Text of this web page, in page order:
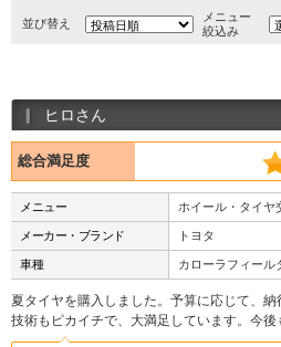
並び替え
メニュー
絞込み
ヒロさん
総合満足度
メニュー ホイール・タイヤ
メーカー・ブランド トヨタ
車種 カローラフィール
夏タイヤを購入しました。予算に応じて、納
技術もピカイチで、大満足しています。今後